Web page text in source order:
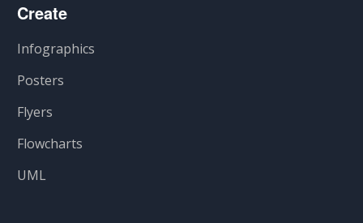
Create
Infographics
Posters
Flyers
Flowcharts
UML